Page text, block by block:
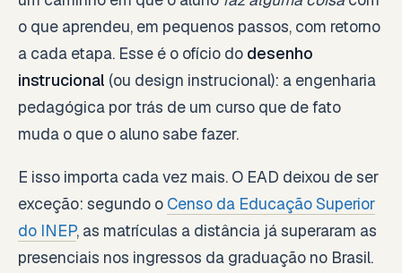
o que aprendeu, em pequenos passos, com retorno
a cada etapa. Esse é o ofício do desenho
instrucional (ou design instrucional): a engenharia
pedagógica por trás de um curso que de fato
muda o que o aluno sabe fazer.
E isso importa cada vez mais. O EAD deixou de ser
exceção: segundo o Censo da Educação Superior
do INEP, as matrículas a distância já superaram as
presenciais nos ingressos da graduação no Brasil.